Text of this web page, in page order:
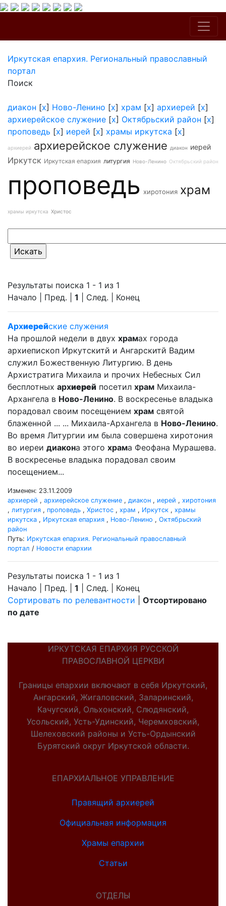
Иркутская епархия. Региональный православный
портал
Поиск
диакон [x] Ново-Ленино [x] храм [x] архиерей [x]
архиерейское служение [x] Октябрьский район [x]
проповедь [x] иерей [x] храмы иркутска [x]
архиерей архиерейское служение диакон иерей
Иркутск Иркутская епархия литургия Ново-Ленино Октябрьский район
проповедь хиротония храм
храмы иркутска Христос
Результаты поиска 1 - 1 из 1
Начало | Пред. | 1 | След. | Конец
Архиерейские служения
На прошлой недели в двух храмах города
архиепископ Иркутскитй и Ангарскитй Вадим
служил Божественную Литургию. В день
Архистратига Михаила и прочих Небесных Сил
бесплотных архиерей посетил храм Михаила-
Архангела в Ново-Ленино. В воскресенье владыка
порадовал своим посещением храм святой
блаженной ... ... Михаила-Архангела в Ново-Ленино.
Во время Литургии им была совершена хиротония
во иереи диакона этого храма Феофана Мурашева.
В воскресенье владыка порадовал своим
посещением...
Изменен: 23.11.2009
архиерей , архиерейское служение , диакон , иерей , хиротония
, литургия , проповедь , Христос , храм , Иркутск , храмы
иркутска , Иркутская епархия , Ново-Ленино , Октябрьский
район
Путь: Иркутская епархия. Региональный православный
портал / Новости епархии
Результаты поиска 1 - 1 из 1
Начало | Пред. | 1 | След. | Конец
Сортировать по релевантности
Отсортировано
по дате
ИРКУТСКАЯ ЕПАРХИЯ РУССКОЙ
ПРАВОСЛАВНОЙ ЦЕРКВИ
Границы епархии включают в себя Иркутский,
Ангарский, Жигаловский, Заларинский,
Качугский, Ольхонский, Слюдянский,
Усольский, Усть-Удинский, Черемховский,
Шелеховский районы и Усть-Ордынский
Бурятский округ Иркутской области.
ЕПАРХИАЛЬНОЕ УПРАВЛЕНИЕ
Правящий архиерей
Официальная информация
Храмы епархии
Статьи
ОТДЕЛЫ